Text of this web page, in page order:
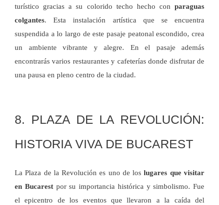
turístico gracias a su colorido techo hecho con paraguas
colgantes. Esta instalación artística que se encuentra
suspendida a lo largo de este pasaje peatonal escondido, crea
un ambiente vibrante y alegre. En el pasaje además
encontrarás varios restaurantes y cafeterías donde disfrutar de
una pausa en pleno centro de la ciudad.
8. PLAZA DE LA REVOLUCIÓN:
HISTORIA VIVA DE BUCAREST
La Plaza de la Revolución es uno de loslugares que visitar
en Bucarestpor su importancia histórica y simbolismo. Fue
el epicentro de los eventos que llevaron a la caída del